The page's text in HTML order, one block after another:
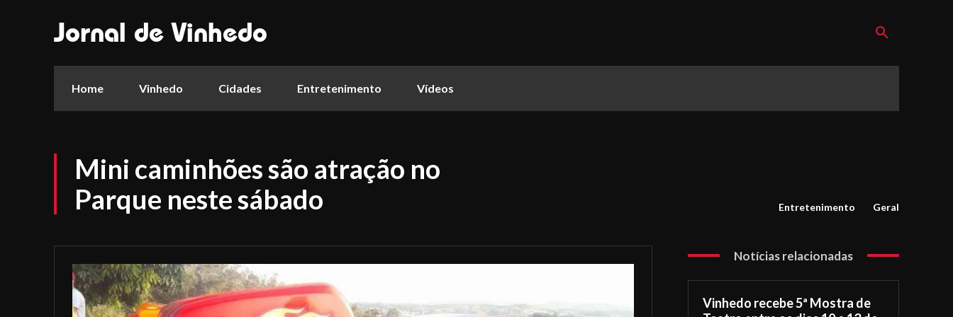
Jornal de Vinhedo
Home Vinhedo Cidades Entretenimento Vídeos
Mini caminhões são atração no
Parque neste sábado
Entretenimento Geral
Notícias relacionadas
Vinhedo recebe 5ª Mostra de